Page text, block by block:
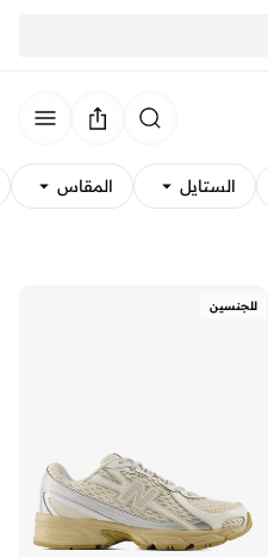
الستايل المقاس
للجنسين